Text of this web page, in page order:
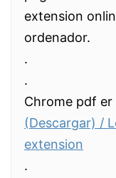
extension
ordenador.
.
.
Chrome pdf
(Descargar) /
extension
.